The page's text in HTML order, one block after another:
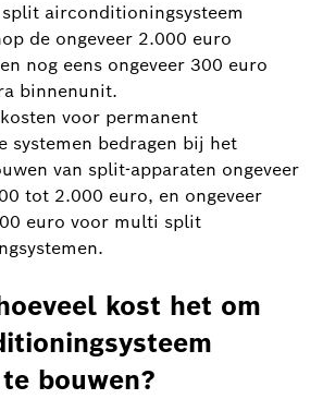
airconditioningsysteem
de ongeveer 2.000 euro
nog eens ongeveer 300 euro
binnenunit.
voor permanent
systemen bedragen bij het
van split-apparaten ongeveer
tot 2.000 euro, en ongeveer
euro voor multi split
kost het om
bouwen?